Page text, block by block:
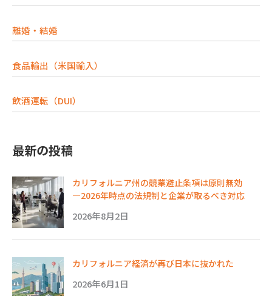
離婚・結婚
食品輸出（米国輸入）
飲酒運転（DUI）
最新の投稿
カリフォルニア州の競業避止条項は原則無効
―2026年時点の法規制と企業が取るべき対応
2026年8月2日
カリフォルニア経済が再び日本に抜かれた
2026年6月1日